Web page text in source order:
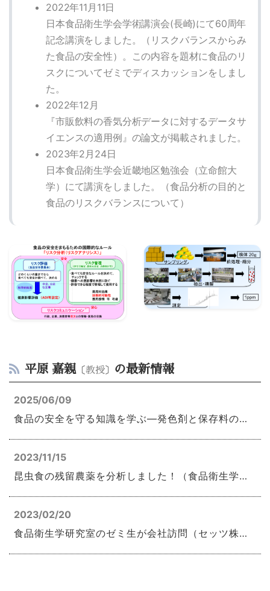
2022年11月11日
日本食品衛生学会学術講演会(長崎)にて60周年
記念講演をしました。（リスクバランスからみ
た食品の安全性）。この内容を題材に食品のリ
スクについてゼミでディスカッションをしまし
た。
2022年12月
『市販飲料の香気分析データに対するデータサ
イエンスの適用例』の論文が掲載されました。
2023年2月24日
日本食品衛生学会近畿地区勉強会（立命館大
学）にて講演をしました。（食品分析の目的と
食品のリスクバランスについて）
平原 嘉親〔教授〕 の最新情報
2025/06/09
食品の安全を守る知識を学ぶ—発色剤と保存料の分析—
2023/11/15
昆虫食の残留農薬を分析しました！（食品衛生学研究室）
2023/02/20
食品衛生学研究室のゼミ生が会社訪問（セッツ株式会社）をしました